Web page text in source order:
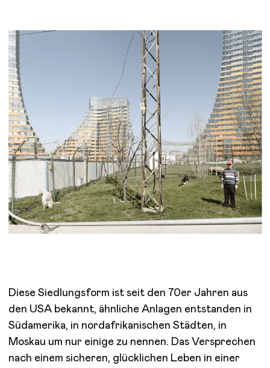
Diese Siedlungsform ist seit den 70er Jahren aus
den USA bekannt, ähnliche Anlagen entstanden in
Südamerika, in nordafrikanischen Städten, in
Moskau um nur einige zu nennen. Das Versprechen
nach einem sicheren, glücklichen Leben in einer